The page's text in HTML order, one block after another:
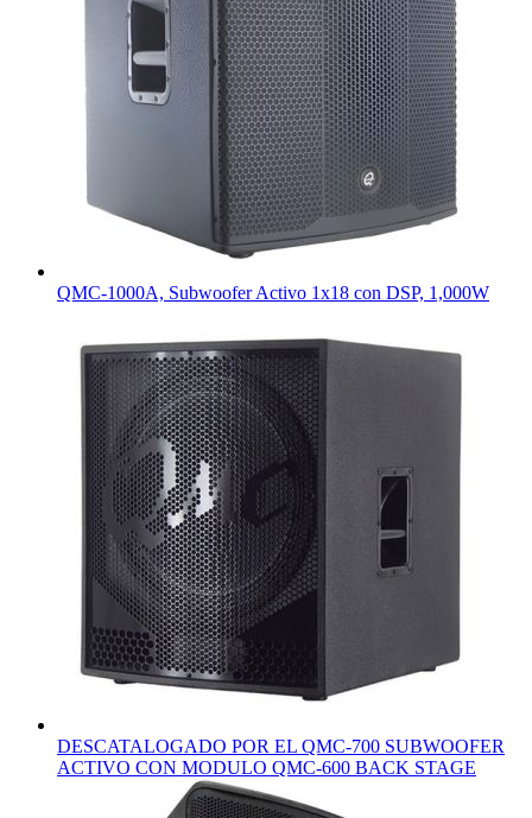
QMC-1000A, Subwoofer Activo 1x18 con DSP, 1,000W
DESCATALOGADO POR EL QMC-700 SUBWOOFER
ACTIVO CON MODULO QMC-600 BACK STAGE